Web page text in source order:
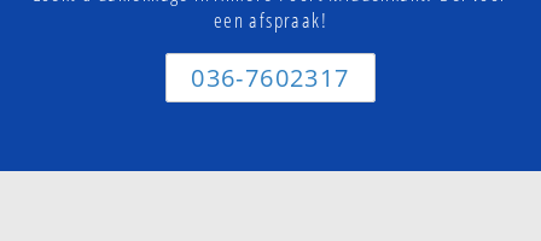
een afspraak!
036-7602317